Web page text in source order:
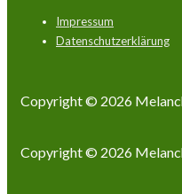
Footer-
Menü
Impressum
Datenschutzerklärung
Copyright © 2026
Copyright © 2026